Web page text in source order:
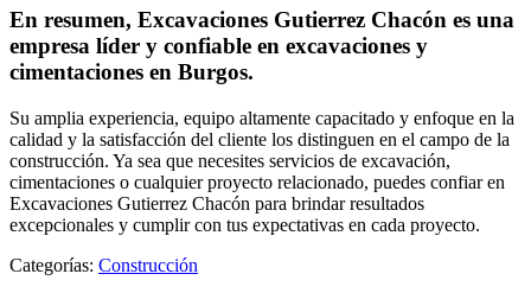
En resumen, Excavaciones Gutierrez Chacón es una
empresa líder y confiable en excavaciones y
cimentaciones en Burgos.
Su amplia experiencia, equipo altamente capacitado y enfoque en la
calidad y la satisfacción del cliente los distinguen en el campo de la
construcción. Ya sea que necesites servicios de excavación,
cimentaciones o cualquier proyecto relacionado, puedes confiar en
Excavaciones Gutierrez Chacón para brindar resultados
excepcionales y cumplir con tus expectativas en cada proyecto.
Categorías: Construcción